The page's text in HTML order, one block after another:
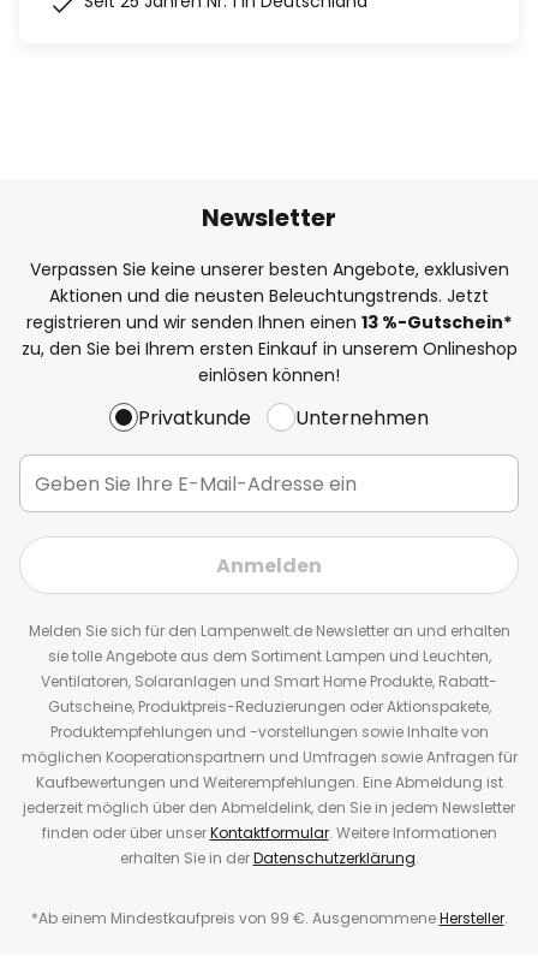
Newsletter
Verpassen Sie keine unserer besten Angebote, exklusiven
Aktionen und die neusten Beleuchtungstrends. Jetzt
registrieren und wir senden Ihnen einen 13 %-Gutschein*
zu, den Sie bei Ihrem ersten Einkauf in unserem Onlineshop
einlösen können!
Privatkunde Unternehmen
Anmelden
Melden Sie sich für den Lampenwelt.de Newsletter an und erhalten
sie tolle Angebote aus dem Sortiment Lampen und Leuchten,
Ventilatoren, Solaranlagen und Smart Home Produkte, Rabatt-
Gutscheine, Produktpreis-Reduzierungen oder Aktionspakete,
Produktempfehlungen und -vorstellungen sowie Inhalte von
möglichen Kooperationspartnern und Umfragen sowie Anfragen für
Kaufbewertungen und Weiterempfehlungen. Eine Abmeldung ist
jederzeit möglich über den Abmeldelink, den Sie in jedem Newsletter
finden oder über unserKontaktformular. Weitere Informationen
erhalten Sie in derDatenschutzerklärung.
*Ab einem Mindestkaufpreis von 99 €. AusgenommeneHersteller.